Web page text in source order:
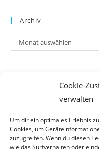
Cookie-
verwalten
Um dir ein optimales Erlebnis
Cookies, um
zuzugreifen. Wenn du diesen
wie das Surfverhalten oder
Archiv
Archiv
Monat auswählen
Kommentar-Feed
WordPress.org